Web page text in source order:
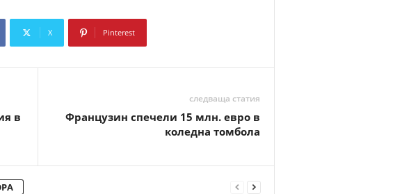
X Pinterest
в
следваща статия
Французин спечели 15 млн. евро в
коледна томбола